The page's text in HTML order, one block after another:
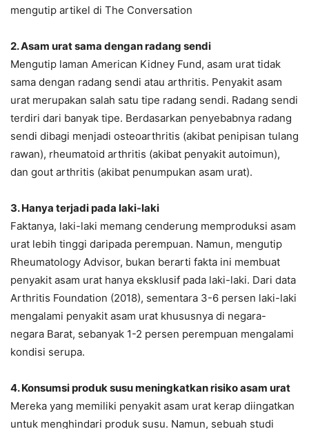
mengutip artikel di The Conversation
2. Asam urat sama dengan radang sendi
Mengutip laman American Kidney Fund, asam urat tidak
sama dengan radang sendi atau arthritis. Penyakit asam
urat merupakan salah satu tipe radang sendi. Radang sendi
terdiri dari banyak tipe. Berdasarkan penyebabnya radang
sendi dibagi menjadi osteoarthritis (akibat penipisan tulang
rawan), rheumatoid arthritis (akibat penyakit autoimun),
dan gout arthritis (akibat penumpukan asam urat).
3. Hanya terjadi pada laki-laki
Faktanya, laki-laki memang cenderung memproduksi asam
urat lebih tinggi daripada perempuan. Namun, mengutip
Rheumatology Advisor, bukan berarti fakta ini membuat
penyakit asam urat hanya eksklusif pada laki-laki. Dari data
Arthritis Foundation (2018), sementara 3-6 persen laki-laki
mengalami penyakit asam urat khususnya di negara-
negara Barat, sebanyak 1-2 persen perempuan mengalami
kondisi serupa.
4. Konsumsi produk susu meningkatkan risiko asam urat
Mereka yang memiliki penyakit asam urat kerap diingatkan
untuk menghindari produk susu. Namun, sebuah studi